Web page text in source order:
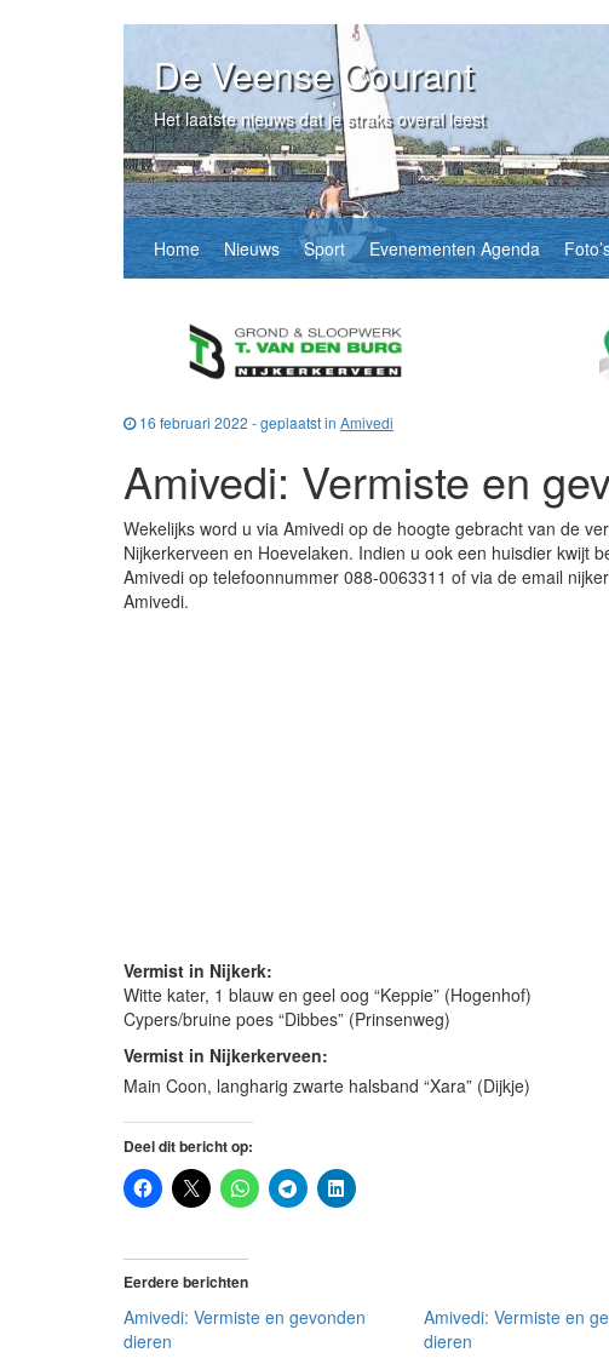
De Veense Courant
Het laatste nieuws dat je straks overal leest
Home Nieuws Sport Evenementen Agenda
16 februari 2022 - geplaatst in Amivedi
Amivedi: Vermiste en
Wekelijks word u via Amivedi op de hoogte gebracht van de
Nijkerkerveen en Hoevelaken. Indien u ook een huisdier kwijt
Amivedi op telefoonnummer 088-0063311 of via de email
Amivedi.
Vermist in Nijkerk:
Witte kater, 1 blauw en geel oog “Keppie” (Hogenhof)
Cypers/bruine poes “Dibbes” (Prinsenweg)
Vermist in Nijkerkerveen:
Main Coon, langharig zwarte halsband “Xara” (Dijkje)
Deel dit bericht op:
Eerdere berichten
Amivedi: Vermiste en gevonden
dieren
Amivedi: Vermiste en
dieren